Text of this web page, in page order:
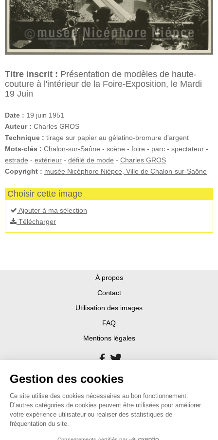
Titre inscrit : Présentation de modèles de haute-
couture à l'intérieur de la Foire-Exposition, le Mardi
19 Juin
Date : 19 juin 1951
Auteur : Charles GROS
Technique : tirage sur papier au gélatino-bromure d'argent
Mots-clés : Chalon-sur-Saône - scène - foire - parc - spectateur -
estrade - extérieur - défilé de mode - Charles GROS
Copyright : musée Nicéphore Niépce, Ville de Chalon-sur-Saône
Choisir cette image
Ajouter à ma sélection
Télécharger
À propos
Contact
Utilisation des images
FAQ
Mentions légales
Gestion des cookies
Ce site utilise des cookies nécessaires au bon fonctionnement.
D’autres catégories de cookies peuvent être utilisées pour améliorer
votre expérience utilisateur ou réaliser des statistiques de
fréquentation du site.